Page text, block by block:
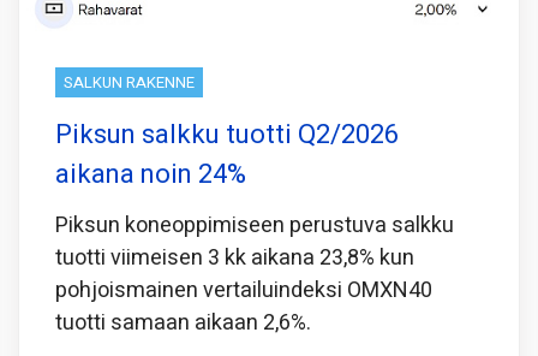
SALKUN RAKENNE
Piksun salkku tuotti Q2/2026
aikana noin 24%
Piksun koneoppimiseen perustuva salkku
tuotti viimeisen 3 kk aikana 23,8% kun
pohjoismainen vertailuindeksi OMXN40
tuotti samaan aikaan 2,6%.